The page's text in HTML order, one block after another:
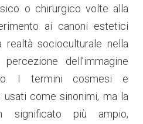
o chirurgico volte alla
ai canoni estetici
realtà socioculturale nella
dell’immagine
I termini cosmesi e
come sinonimi, ma la
significato più ampio,